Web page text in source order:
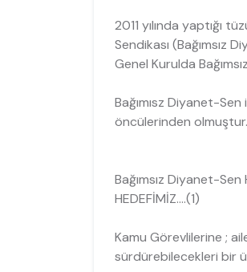
2011 yılında yaptığı
Sendikası (Bağımsız
Genel Kurulda
Bağımısz Diyanet-Sen
öncülerinden olmuştur.
Bağımsız Diyanet-
HEDEFİMİZ....(1)
Kamu Görevlilerine ;
sürdürebilecekleri bir